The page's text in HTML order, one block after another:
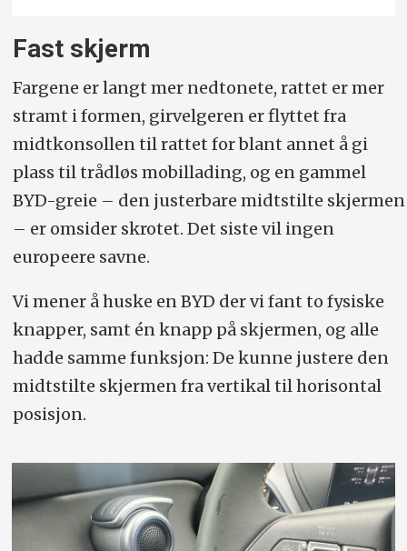
Fast skjerm
Fargene er langt mer nedtonete, rattet er mer
stramt i formen, girvelgeren er flyttet fra
midtkonsollen til rattet for blant annet å gi
plass til trådløs mobillading, og en gammel
BYD-greie – den justerbare midtstilte skjermen
– er omsider skrotet. Det siste vil ingen
europeere savne.
Vi mener å huske en BYD der vi fant to fysiske
knapper, samt én knapp på skjermen, og alle
hadde samme funksjon: De kunne justere den
midtstilte skjermen fra vertikal til horisontal
posisjon.